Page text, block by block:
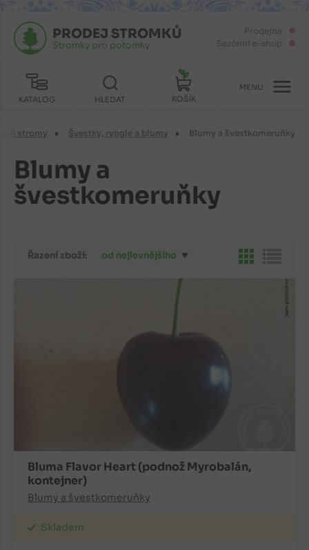
Prodejna
Sezónní e-shop
KATALOG
PRODEJ STROMKŮ
Stromky pro potomky
HLEDAT KOŠÍK
MENU
stromy Švestky, ryngle a blumy Blumy a švestkomeruňky
Blumy a
švestkomeruňky
Řazení zboží: od nejlevnějšího
Bluma Flavor Heart (podnož Myrobalán,
kontejner)
Blumy a švestkomeruňky
Skladem